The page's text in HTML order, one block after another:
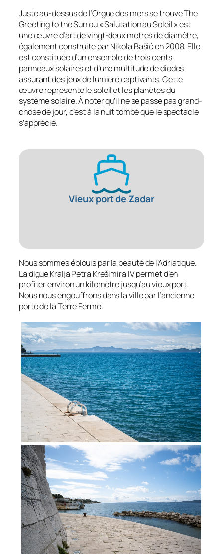
Juste au-dessus de l’Orgue des mers se trouve The
Greeting to the Sun ou « Salutation au Soleil » est
une œuvre d’art de vingt-deux mètres de diamètre,
également construite par Nikola Bašić en 2008. Elle
est constituée d’un ensemble de trois cents
panneaux solaires et d’une multitude de diodes
assurant des jeux de lumière captivants. Cette
œuvre représente le soleil et les planètes du
système solaire. À noter qu’il ne se passe pas grand-
chose de jour, c’est à la nuit tombé que le spectacle
s’apprécie.
Vieux port de Zadar
Nous sommes éblouis par la beauté de l’Adriatique.
La digue Kralja Petra Krešimira IV permet d’en
profiter environ un kilomètre jusqu’au vieux port.
Nous nous engouffrons dans la ville par l’ancienne
porte de la Terre Ferme.